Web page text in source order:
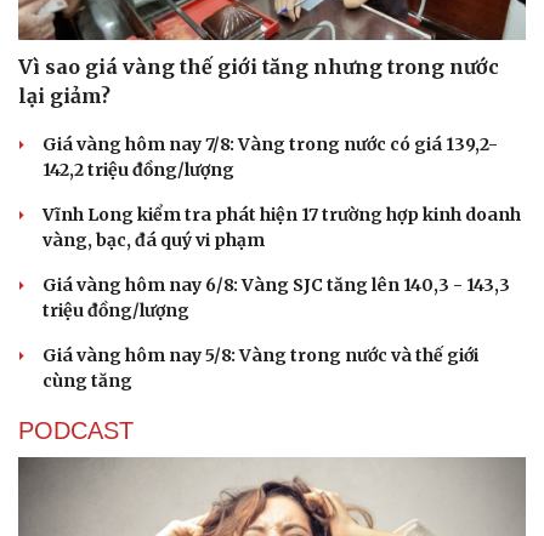
Vì sao giá vàng thế giới tăng nhưng trong nước
lại giảm?
Giá vàng hôm nay 7/8: Vàng trong nước có giá 139,2-
142,2 triệu đồng/lượng
Vĩnh Long kiểm tra phát hiện 17 trường hợp kinh doanh
vàng, bạc, đá quý vi phạm
Giá vàng hôm nay 6/8: Vàng SJC tăng lên 140,3 - 143,3
triệu đồng/lượng
Giá vàng hôm nay 5/8: Vàng trong nước và thế giới
cùng tăng
PODCAST